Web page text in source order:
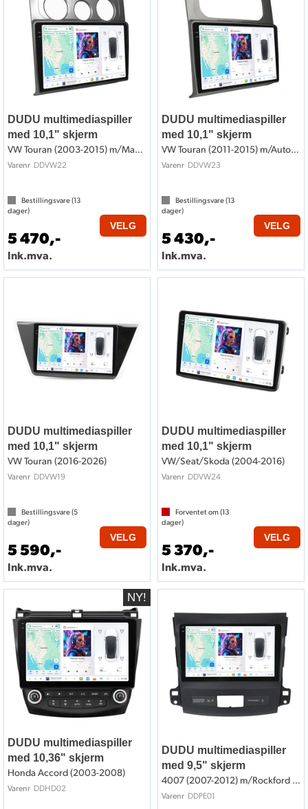
DUDU multimediaspiller
med 10,1" skjerm
VW Touran (2003-2015) m/Manuell AC
Varenr DDVW22
Bestillingsvare (13
dager)
5 470,-
Ink.mva.
VELG
DUDU multimediaspiller
med 10,1" skjerm
VW Touran (2011-2015) m/Auto AC
Varenr DDVW23
Bestillingsvare (13
dager)
5 430,-
Ink.mva.
VELG
DUDU multimediaspiller
med 10,1" skjerm
VW Touran (2016-2026)
Varenr DDVW19
Bestillingsvare (5
dager)
5 590,-
Ink.mva.
VELG
DUDU multimediaspiller
med 10,1" skjerm
VW/Seat/Skoda (2004-2016)
Varenr DDVW24
Forventet om (13
dager)
5 370,-
Ink.mva.
VELG
DUDU multimediaspiller
med 10,36" skjerm
Honda Accord (2003-2008)
Varenr DDHD02
DUDU multimediaspiller
med 9,5" skjerm
4007 (2007-2012) m/Rockford System
Varenr DDPE01